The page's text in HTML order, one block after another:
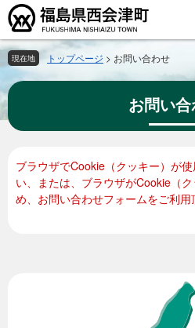
ペ
ー
ジ
の
頭
で
す。
メ
ニ
ュ
ー
飛
ば
し
現在地 トップページ > お問い合わせ
お問い
文
ブラウザでCookie（クッキー）が
い、または、ブラウザがCookie（
め、お問い合わせフォームをご利用